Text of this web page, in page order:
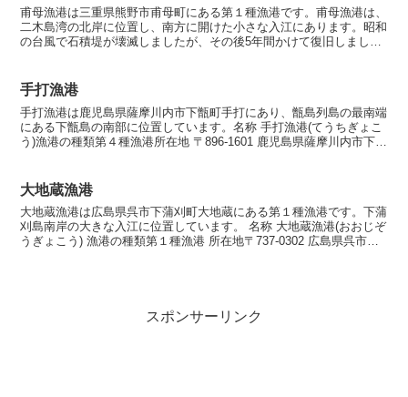
甫母漁港は三重県熊野市甫母町にある第１種漁港です。甫母漁港は、
二木島湾の北岸に位置し、南方に開けた小さな入江にあります。昭和
の台風で石積堤が壊滅しましたが、その後5年間かけて復旧しまし
手打漁港
手打漁港は鹿児島県薩摩川内市下甑町手打にあり、甑島列島の最南端
にある下甑島の南部に位置しています。名称 手打漁港(てうちぎょこ
う)漁港の種類第４種漁港所在地 〒896-1601 鹿児島県薩摩川内市下甑
大地蔵漁港
大地蔵漁港は広島県呉市下蒲刈町大地蔵にある第１種漁港です。下蒲
刈島南岸の大きな入江に位置しています。 名称 大地蔵漁港(おおじぞ
うぎょこう) 漁港の種類第１種漁港 所在地〒737-0302 広島県呉市下
スポンサーリンク